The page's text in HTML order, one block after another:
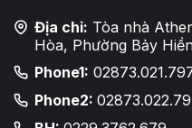
Địa chỉ: Tòa nhà
Hòa, Phường Bảy
Phone1:
Phone2: